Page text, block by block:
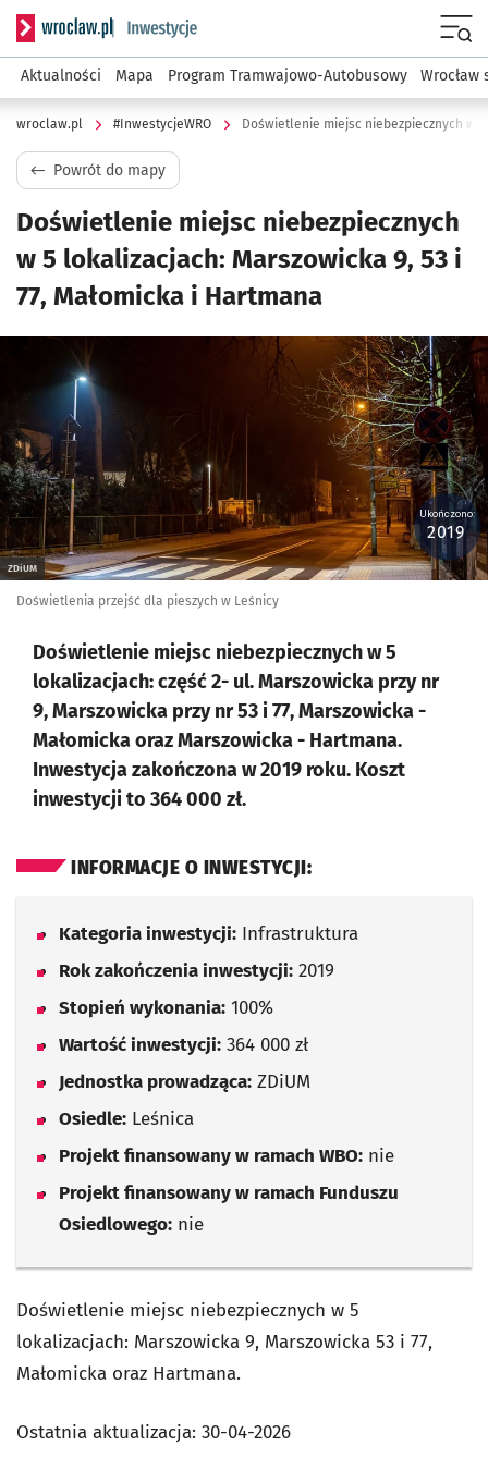
Serwis informacyjny wroclaw.pl podserwis:
Aktualności Mapa Program Tramwajowo-Autobusowy Wrocław
wroclaw.pl #InwestycjeWRO
Powrót do mapy
Doświetlenie miejsc niebezpiecznych
w 5 lokalizacjach: Marszowicka 9, 53 i
77, Małomicka i Hartmana
Kliknij, aby powiększyć
ZDiUM
Ukończono:
2019
Doświetlenia przejść dla pieszych w Leśnicy
Doświetlenie miejsc niebezpiecznych w 5
lokalizacjach: część 2- ul. Marszowicka przy nr
9, Marszowicka przy nr 53 i 77, Marszowicka -
Małomicka oraz Marszowicka - Hartmana.
Inwestycja zakończona w 2019 roku. Koszt
inwestycji to 364 000 zł.
INFORMACJE O INWESTYCJI:
Kategoria inwestycji: Infrastruktura
Rok zakończenia inwestycji: 2019
Stopień wykonania: 100%
Wartość inwestycji: 364 000 zł
Jednostka prowadząca: ZDiUM
Osiedle: Leśnica
Projekt finansowany w ramach WBO: nie
Projekt finansowany w ramach Funduszu
Osiedlowego: nie
Doświetlenie miejsc niebezpiecznych w 5
lokalizacjach: Marszowicka 9, Marszowicka 53 i 77,
Małomicka oraz Hartmana.
Ostatnia aktualizacja: 30-04-2026